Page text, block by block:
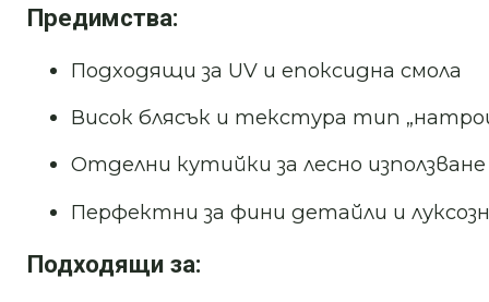
Предимства:
Подходящи за UV и епоксидна смола
Висок блясък и текстура тип
Отделни кутийки за лесно използване
Перфектни за фини детайли и
Подходящи за: